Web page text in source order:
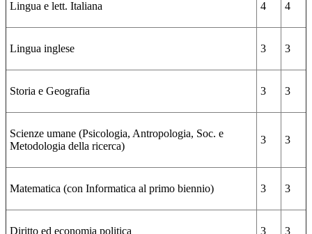
Lingua e lett. Italiana 4 4
Lingua inglese 3 3
Storia e Geografia 3 3
Scienze umane (Psicologia, Antropologia, Soc. e
Metodologia della ricerca)
3 3
Matematica (con Informatica al primo biennio) 3 3
Diritto ed economia politica 3 3